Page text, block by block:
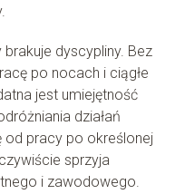
dyscypliny. Bez
po nocach i ciągłe
jest umiejętność
działań
od pracy po określonej
sprzyja
i zawodowego.